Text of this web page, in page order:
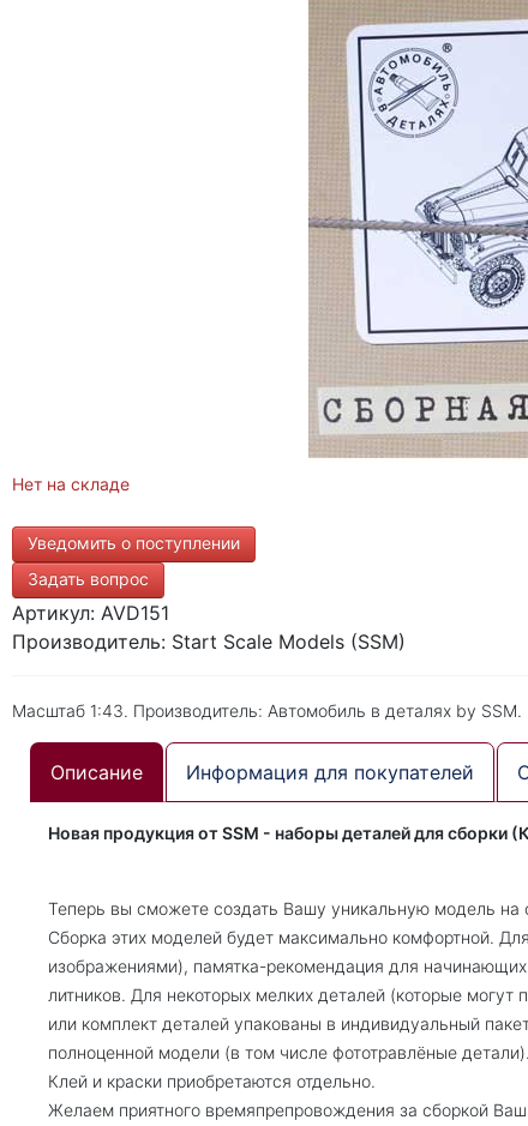
Нет на складе
Уведомить о поступлении
Задать вопрос
Артикул: AVD151
Производитель: Start Scale Models (SSM)
Масштаб 1:43. Производитель: Автомобиль в деталях by
Описание Информация для покупателей
Новая продукция от SSM - наборы деталей для сборки
Теперь вы сможете создать Вашу уникальную модель на
Сборка этих моделей будет максимально комфортной.
изображениями), памятка-рекомендация для
литников. Для некоторых мелких деталей (которые
или комплект деталей упакованы в индивидуальный
полноценной модели (в том числе фототравлёные
Клей и краски приобретаются отдельно.
Желаем приятного времяпрепровождения за сборкой